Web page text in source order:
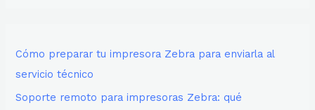
Cómo preparar tu impresora Zebra para enviarla al
servicio técnico
Soporte remoto para impresoras Zebra: qué